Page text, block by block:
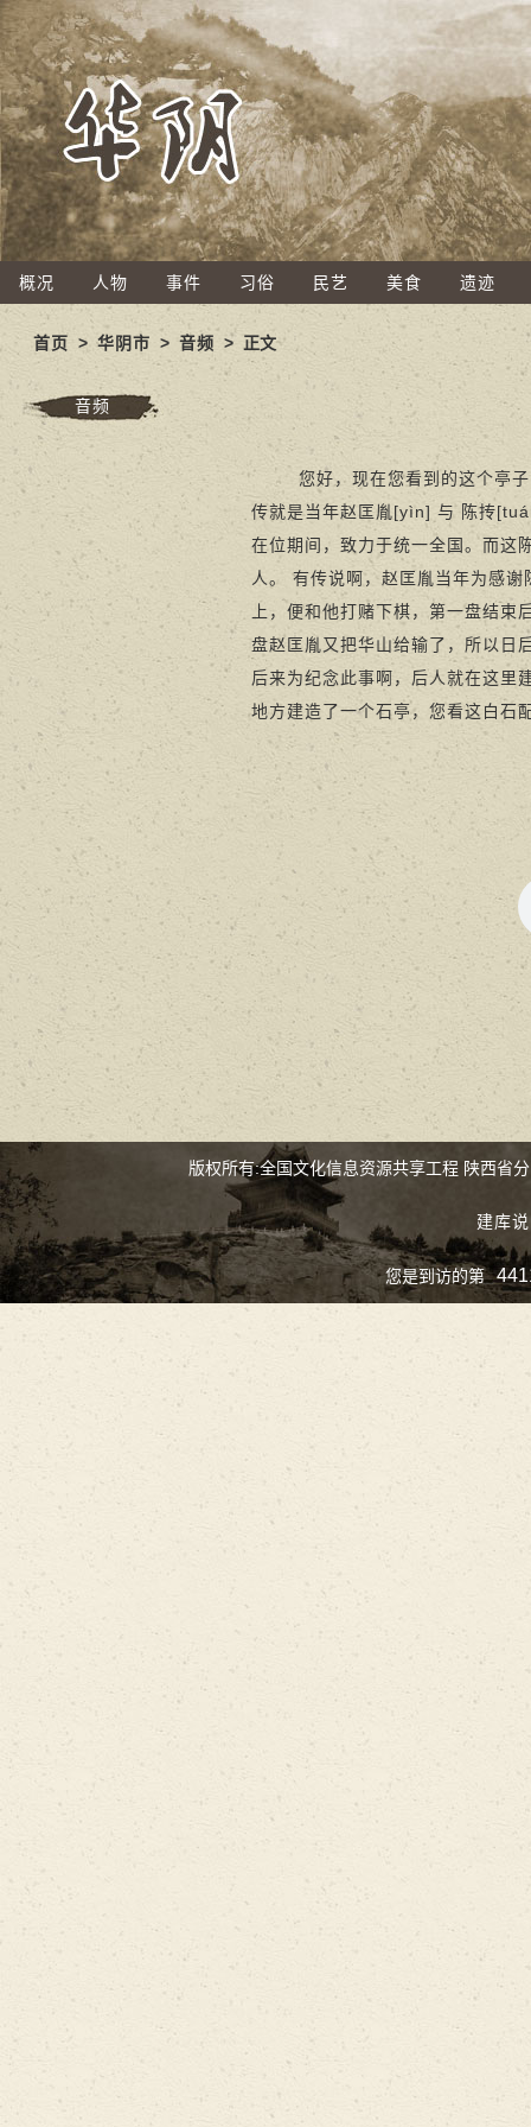
概况 人物 事件 习俗 民艺 美食 遗迹
首页 >华阴市 > 音频 > 正文
音频
您好，现在您看到的这个亭子叫
传就是当年赵匡胤[yìn] 与 陈抟
在位期间，致力于统一全国。而这
人。 有传说啊，赵匡胤当年为感
上，便和他打赌下棋，第一盘结
盘赵匡胤又把华山给输了，所以日
后来为纪念此事啊，后人就在这里
地方建造了一个石亭，您看这白石
版权所有:全国文化信息资源共享工程 陕西省
建库
您是到访的第